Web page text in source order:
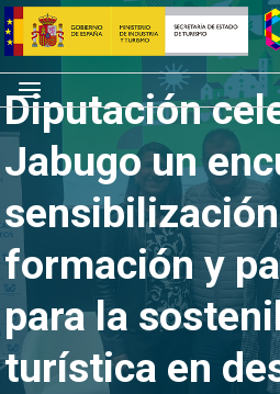
Saltar
al
contenido
Inicio
Menú
Diputación
Jabugo un
formación y
para la
turística en